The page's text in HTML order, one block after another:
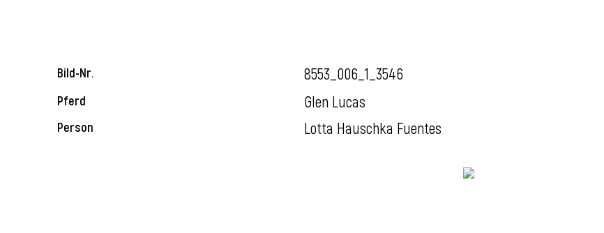
Bild-Nr. 8553_006_1_3546
Pferd Glen Lucas
Person Lotta Hauschka Fuentes